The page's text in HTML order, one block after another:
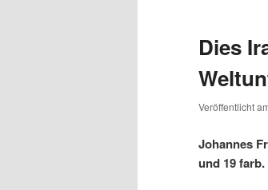
Dies
Veröffentlicht
Johannes
und 19 farb.